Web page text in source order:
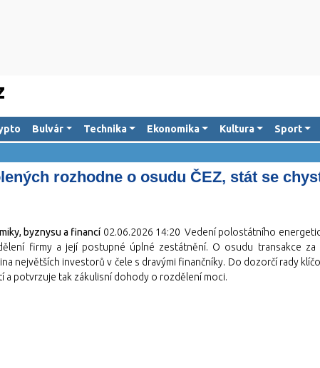
Bulvár Technika Ekonomika Kultura Sport
rozhodne o osudu ČEZ, stát se
byznysu a financí 02.06.2026 14:20 Vedení polostátního
firmy a její postupné úplné zestátnění. O osudu transakce za
největších investorů v čele s dravými finančníky. Do dozorčí rady
a potvrzuje tak zákulisní dohody o rozdělení moci.